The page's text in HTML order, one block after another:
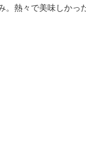
。熱々で美味しかっ